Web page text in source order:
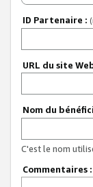
ID Partenaire :
URL du site
Nom du
C'est le nom
Commentaires :